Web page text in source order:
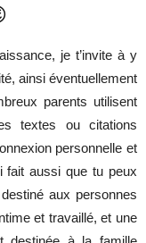
je t’invite à y
ainsi éventuellement
parents utilisent
textes ou citations
personnelle et
fait aussi que tu peux
aux personnes
et travaillé, et une